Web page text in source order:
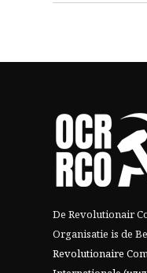
De Revolutionair
Organisatie is de
Revolutionaire